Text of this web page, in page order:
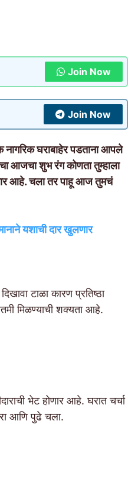
Join Now
Join Now
घराबाहेर पडताना आपले
आजचा शुभ रंग कोणता तुम्हाला
आहे. चला तर पाहू आज तुमचं
यशाची दार खुलणार
टाळा कारण प्रतिष्ठा
मिळण्याची शक्यता आहे.
भेट होणार आहे. घरात चर्चा
आणि पुढे चला.